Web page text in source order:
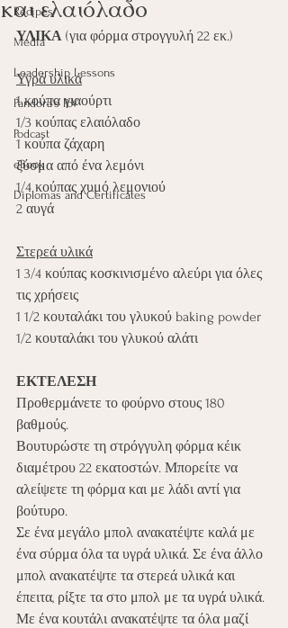
Recipes
Media
Leadership Lessons
Pandora's PoV
Podcast
eBook
Diplomas and Certificates
και ελαιόλαδο
ΥΛΙΚΑ (για φόρμα στρογγυλή 22 εκ.)
Υγρά υλικά
1 κούπα γιαούρτι
1/3 κούπας ελαιόλαδο
1 κούπα ζάχαρη
ξύσμα από ένα λεμόνι
1/4 κούπας χυμό λεμονιού
2 αυγά
Στερεά υλικά
1 3/4 κούπας κοσκινισμένο αλεύρι για όλες
τις χρήσεις
1 1/2 κουταλάκι του γλυκού baking powder
1/2 κουταλάκι του γλυκού αλάτι
ΕΚΤΕΛΕΣΗ
Προθερμάνετε το φούρνο στους 180
βαθμούς.
Βουτυρώστε τη στρόγγυλη φόρμα κέικ
διαμέτρου 22 εκατοστών. Μπορείτε να
αλείψετε τη φόρμα και με λάδι αντί για
βούτυρο.
Σε ένα μεγάλο μπολ ανακατέψτε καλά με
ένα σύρμα όλα τα υγρά υλικά. Σε ένα άλλο
μπολ ανακατέψτε τα στερεά υλικά και
έπειτα, ρίξτε τα στο μπολ με τα υγρά υλικά.
Με ένα κουτάλι ανακατέψτε τα όλα μαζί